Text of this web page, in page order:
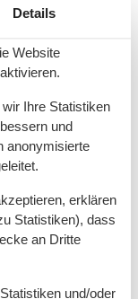
gibt es
. Die
im Wasser
dass sich der
Promenade
gemütlichen
und
des Hundes
mit dem
oder auf
Details
Website
Ihre Statistiken
und
anonymisierte
erklären
Statistiken), dass
an Dritte
und/oder